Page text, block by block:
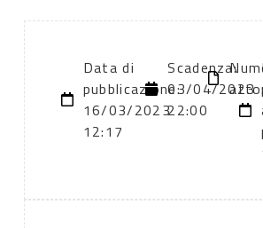
Data di
pubblicazione:
16/03/2023
12:17
Scadenza:
03/04/2023
22:00